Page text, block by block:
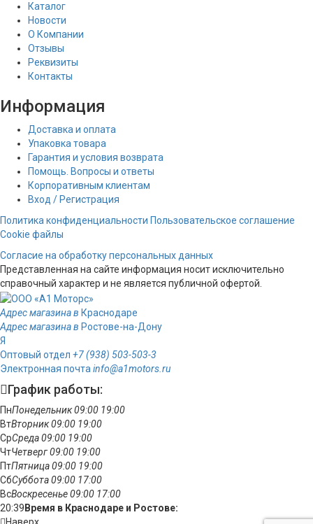
Каталог
Новости
О Компании
Отзывы
Реквизиты
Контакты
Информация
Доставка и оплата
Упаковка товара
Гарантия и условия возврата
Помощь. Вопросы и ответы
Корпоративным клиентам
Вход / Регистрация
Политика конфиденциальности Пользовательское соглашение
Cookie файлы
Согласие на обработку персональных данных
Представленная на сайте информация носит исключительно
справочный характер и не является публичной офертой.
Адрес магазина в Краснодаре
Адрес магазина в Ростове-на-Дону
Я
Оптовый отдел +7 (938) 503-503-3
Электронная почта info@a1motors.ru
График работы:
ПнПонедельник09:00 19:00
ВтВторник09:00 19:00
СрСреда09:00 19:00
ЧтЧетверг09:00 19:00
ПтПятница09:00 19:00
СбСуббота09:00 17:00
ВсВоскресенье09:00 17:00
20:39 Время в Краснодаре и Ростове:
Наверх